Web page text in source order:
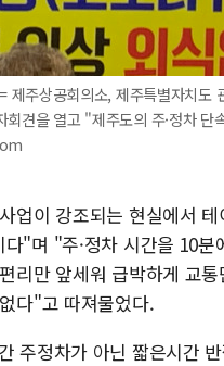
제주상공회의소, 제주특별자치
회견을 열고 "제주도의 주·정차
업이 강조되는 현실에서
"며 "주·정차 시간을 10
리만 앞세워 급박하게 교
다"고 따져물었다.
주정차가 아닌 짧은시간